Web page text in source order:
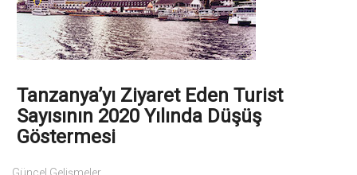
Tanzanya’yı Ziyaret Eden Turist
Sayısının 2020 Yılında Düşüş
Göstermesi
Güncel Gelişmeler